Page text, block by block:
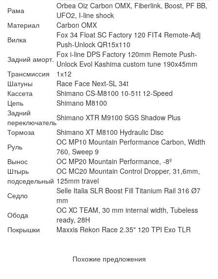
Рама
Orbea Oiz Carbon OMX, Fiberlink, Boost, PF BB,
UFO2, I-line shock
Материал
Carbon OMX
Вилка
Fox 34 Float SC Factory 120 FIT4 Remote-Adj
Push-Unlock QR15x110
Задний аморт. Fox i-line DPS Factory 120mm Remote Push-
Unlock Evol Kashima custom tune 190x45mm
Трансмиссия
1х12
Шатуны
Race Face Next-SL 34t
Кассета
Shimano CS-M8100 10-51t 12-Speed
Цепь
Shimano M8100
Задний
переключательShimano XTR M9100 SGS Shadow Plus
Тормоза
Shimano XT M8100 Hydraulic Disc
Руль
OC MP10 Mountain Performance Carbon, Width
760, Sweep 9
Вынос
OC MP20 Mountain Performance, -8º
Штырь
подседельный
OC MC20 Mountain Control Dropper, 31,6mm,
125mm travel
Седло
Selle Italia SLR Boost Fill Titanium Rail 316 Ø7
mm
Обода
OC XC TEAM, 30 mm internal width, Tubeless
ready, 28H
Покрышки
Maxxis Rekon Race 2.35" 120 TPI Exo TLR
Похожие предложения